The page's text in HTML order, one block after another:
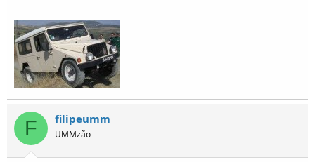
F filipeumm
UMMzão